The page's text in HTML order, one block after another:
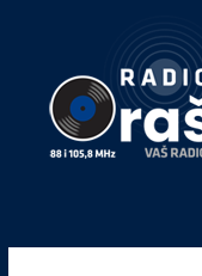
website!